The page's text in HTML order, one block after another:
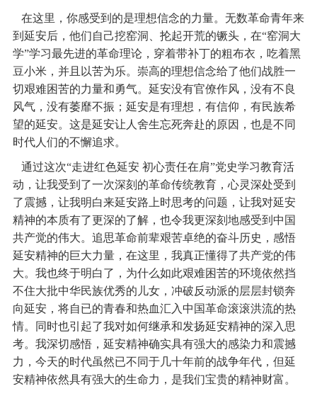
在这里，你感受到的是理想信念的力量。无数革命青年来
到延安后，他们自己挖窑洞、抡起开荒的镢头，在“窑洞大
学”学习最先进的革命理论，穿着带补丁的粗布衣，吃着黑
豆小米，并且以苦为乐。崇高的理想信念给了他们战胜一
切艰难困苦的力量和勇气。延安没有官僚作风，没有不良
风气，没有萎靡不振；延安是有理想，有信仰，有民族希
望的延安。这是延安让人舍生忘死奔赴的原因，也是不同
时代人们的不懈追求。
通过这次“走进红色延安 初心责任在肩”党史学习教育活
动，让我受到了一次深刻的革命传统教育，心灵深处受到
了震撼，让我明白来延安路上时思考的问题，让我对延安
精神的本质有了更深的了解，也令我更深刻地感受到中国
共产觉的伟大。追思革命前辈艰苦卓绝的奋斗历史，感悟
延安精神的巨大力量，在这里，我真正懂得了共产党的伟
大。我也终于明白了，为什么如此艰难困苦的环境依然挡
不住大批中华民族优秀的儿女，冲破反动派的层层封锁奔
向延安，将自已的青春和热血汇入中国革命滚滚洪流的热
情。同时也引起了我对如何继承和发扬延安精神的深入思
考。我深切感悟，延安精神确实具有强大的感染力和震撼
力，今天的时代虽然已不同于几十年前的战争年代，但延
安精神依然具有强大的生命力，是我们宝贵的精神财富。